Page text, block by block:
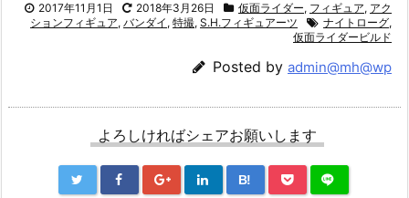
2017年11月1日 2018年3月26日 仮面ライダー, フィギュア, アク
ションフィギュア, バンダイ , 特撮, S.H.フィギュアーツ ナイトローグ,
仮面ライダービルド
Posted by admin@mh@wp
よろしければシェアお願いします
B!